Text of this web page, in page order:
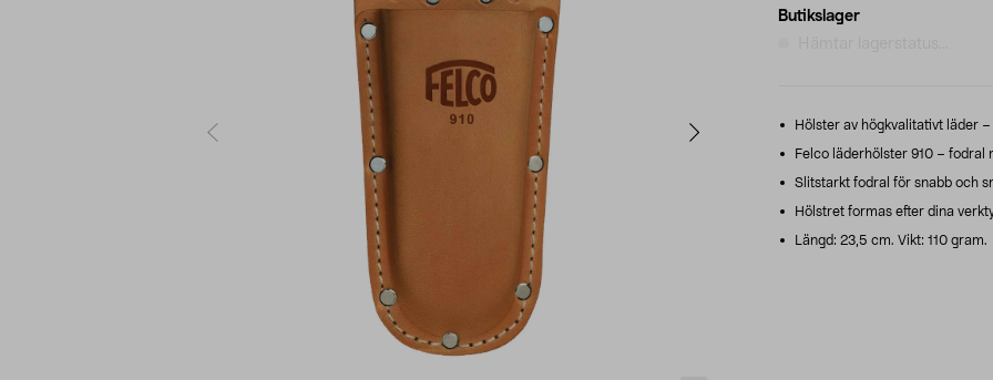
Butikslager
Hölster av högkvalitativt läder
Felco läderhölster 910 – fodral
Slitstarkt fodral för snabb och
Hölstret formas efter dina
Längd: 23,5 cm. Vikt: 110 gram.